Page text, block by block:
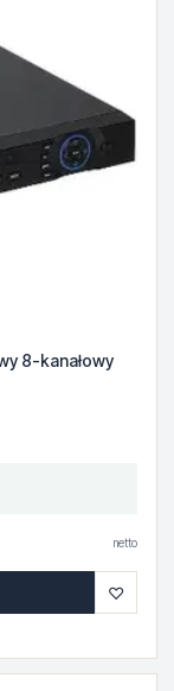
8-kanałowy
netto
♡